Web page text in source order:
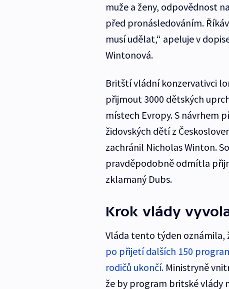
muže a ženy, odpovědnost
před pronásledováním.
musí udělat,“ apeluje v
Wintonová.
Britští vládní konzervativci
přijmout 3000 dětských
místech Evropy. S návrhem
židovských dětí z
zachránil Nicholas Winton.
pravděpodobně odmítla
zklamaný Dubs.
Krok vlády
Vláda tento týden oznámila,
po přijetí dalších 150
rodičů ukončí.Ministryně
že by program britské vlády